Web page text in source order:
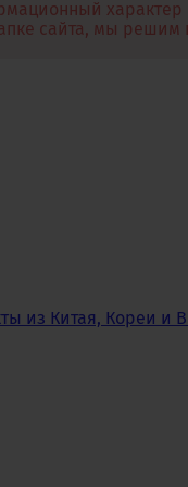
сайта, мы решим
из Китая, Кореи